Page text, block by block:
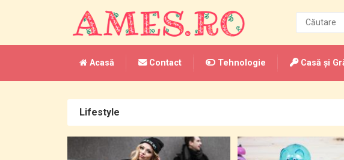
Acasă Contact Tehnologie Casă și
Lifestyle